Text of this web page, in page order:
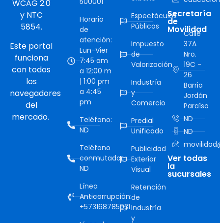
WCAG 2.0
y NTC
5854.
Este portal
funciona
con todos
los
navegadores
del
mercado.
Horario
de
atención:
Lun-Vier
7:45 am
a 12:00 m
| 1:00 pm
a 4:45
pm
Teléfono:
ND
Teléfono
conmutador:
ND
Línea
Anticorrupción:
+573168785931
Espectáculos
Públicos
Impuesto
de
Valorización
Industría
y
Comercio
Predial
Unificado
Publicidad
Exterior
Visual
Retención
de
Industría
y
Secretaría
de
Movilidad
Calle
37A
Nro.
19C -
26
Barrio
Jordán
Paraíso
ND
ND
Ver todas
la
sucursales